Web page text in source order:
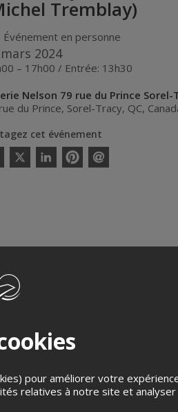
Tremblay)
Événement en personne
2024
– 17h00 / Entrée: 13h30
Nelson 79 rue du Prince Sorel-
du Prince, Sorel-Tracy, QC,
cet événement
Twitter
LinkedinPinterestEnvoyer
pour améliorer votre
relatives à notre site et analyser